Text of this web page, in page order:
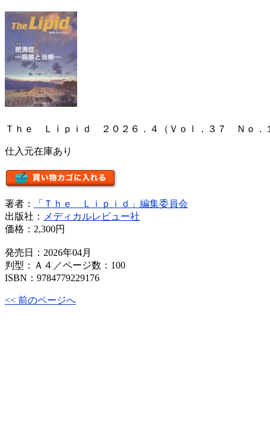
Ｔｈｅ Ｌｉｐｉｄ ２０２６．４（Ｖｏｌ．３７ Ｎｏ．
仕入元在庫あり
著者：
「Ｔｈｅ Ｌｉｐｉｄ」編集委員会
出版社：
メディカルレビュー社
価格： 2,300円
発売日：2026年04月
判型：Ａ４／ページ数：100
ISBN：9784779229176
<< 前のページへ